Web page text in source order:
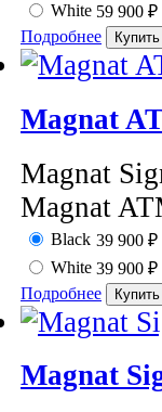
White 59 900 ₽
Подробнее
Magnat
Magnat
Magnat
Black 39 900 ₽
White 39 900 ₽
Подробнее
Magnat